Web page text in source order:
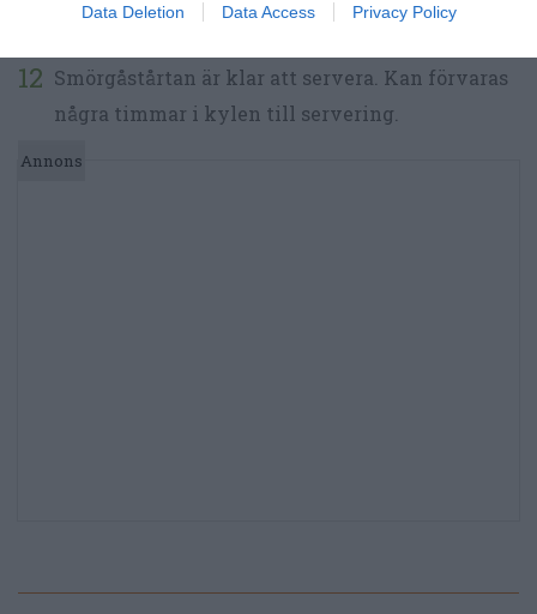
Data Deletion Data Access Privacy Policy
blad av färsk basilika samt pinjenötter.
Smörgåstårtan är klar att servera. Kan förvaras
några timmar i kylen till servering.